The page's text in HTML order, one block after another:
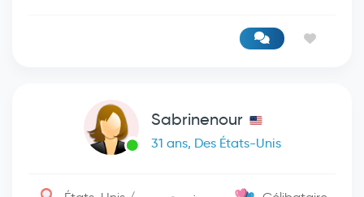
Sabrinenour
31 ans, Des États-Unis